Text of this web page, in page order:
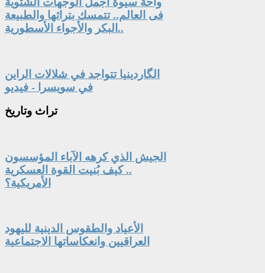
فى العالم.. تتمسك بتراثها والطبيعة
البكر والأجواء الأسطورية..
الگاردينيا تتواجد في شلالات الراين
في سويسرا - فيديو
تراث وتاريخ
الجيش الذي كرهه الآباء المؤسسون
.. كيف بُنيت القوة العسكرية
الأمريكية؟
الأعياد والطقوس الدينية لليهود
العراقيين وانعكاساتها الاجتماعية